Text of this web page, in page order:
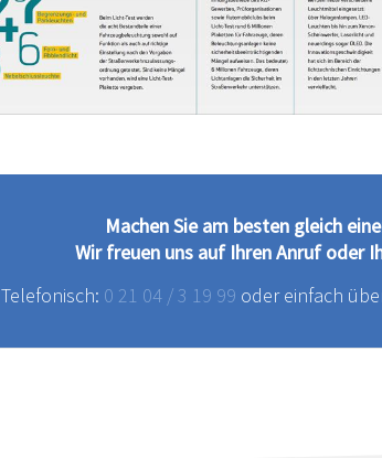
Machen Sie am besten gleich
Wir freuen uns auf Ihren Anruf oder
Telefonisch: 0 21 04 / 3 19 99 oder einfach